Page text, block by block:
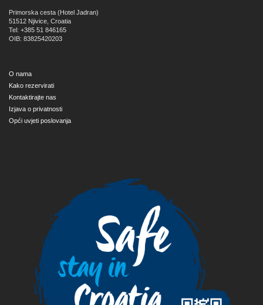
Primorska cesta (Hotel Jadran)
51512 Njivice, Croatia
Tel: +385 51 846165
OIB: 83825420203
O nama
Kako rezervirati
Kontaktirajte nas
Izjava o privatnosti
Opći uvjeti poslovanja